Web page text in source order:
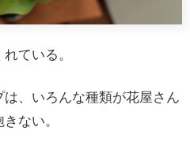
ている。
、いろんな種類が花屋さん
ない。